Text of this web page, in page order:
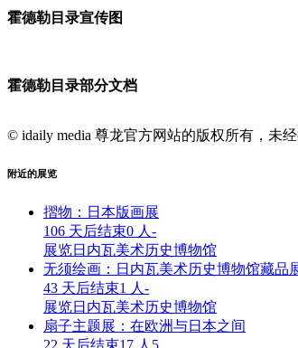
霍德勒目录宣传图
霍德勒目录部分文档
© idaily media 尊龙官方网站的版权所有，未经
附近的展览
摺物：日本版画展
106 天后结束0 人 -
展览日内瓦美术历史博物馆
无须绘画：日内瓦美术历史博物馆藏品
43 天后结束1 人 -
展览日内瓦美术历史博物馆
扇子主题展：在欧洲与日本之间
22 天后结束17 人 5